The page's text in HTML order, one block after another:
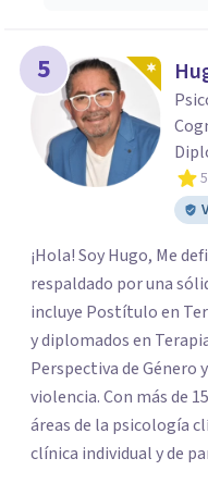
5
5
¡Hola! Soy Hugo, Me
respaldado por una
incluye Postítulo en
y diplomados en
Perspectiva de Género
violencia. Con más de 15 años de experiencia en diversas
áreas de la psicología
clínica individual y de